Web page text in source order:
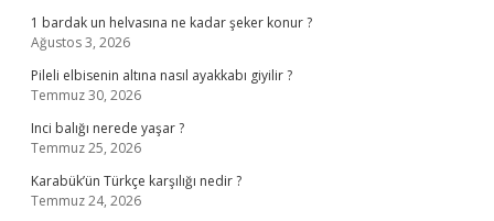
1 bardak un helvasına ne kadar şeker konur ?
Ağustos 3, 2026
Pileli elbisenin altına nasıl ayakkabı giyilir ?
Temmuz 30, 2026
Inci balığı nerede yaşar ?
Temmuz 25, 2026
Karabük’ün Türkçe karşılığı nedir ?
Temmuz 24, 2026